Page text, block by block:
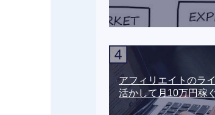
アフィリエイトのラ
活かして月10万円稼